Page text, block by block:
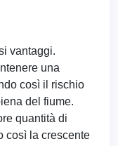
vantaggi.
una
così il rischio
del fiume.
quantità di
così la crescente